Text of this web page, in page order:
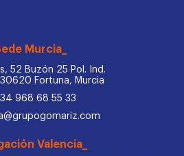
Murcia_
52 Buzón 25 Pol. Ind.
Fortuna, Murcia
968 68 55 33
Valencia_